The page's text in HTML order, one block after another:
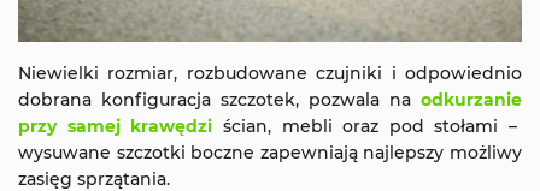
Niewielki rozmiar, rozbudowane czujniki i odpowiednio
dobrana konfiguracja szczotek, pozwala na odkurzanie
przy samej krawędzi ścian, mebli oraz pod stołami –
wysuwane szczotki boczne zapewniają najlepszy możliwy
zasięg sprzątania.